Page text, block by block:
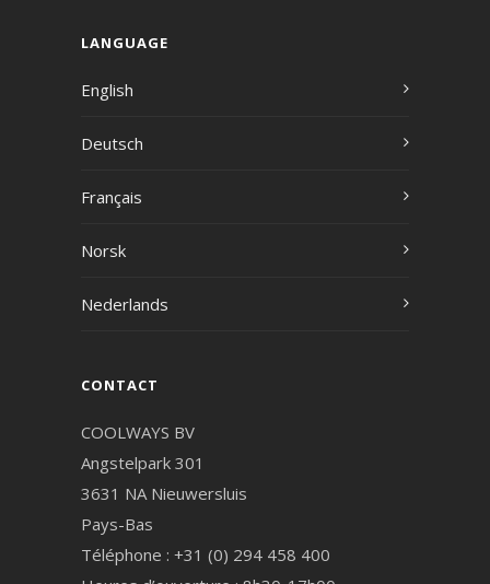
LANGUAGE
English
Deutsch
Français
Norsk
Nederlands
CONTACT
COOLWAYS BV
Angstelpark 301
3631 NA Nieuwersluis
Pays-Bas
Téléphone : +31 (0) 294 458 400